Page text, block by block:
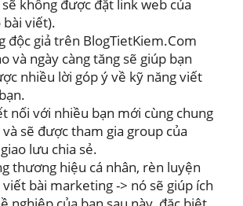
không được đặt link web của
bài viết).
độc giả trên BlogTietKiem.Com
và ngày càng tăng sẽ giúp bạn
nhiều lời góp ý về kỹ năng viết
nối với nhiều bạn mới cùng chung
sẽ được tham gia group của
lưu chia sẻ.
thương hiệu cá nhân, rèn luyện
viết bài marketing -> nó sẽ giúp ích